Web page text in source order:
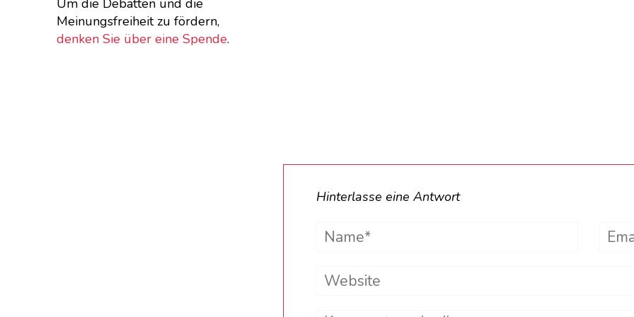
Hinterlasse eine Antwort
Name*
Website
Meinungsfreiheit zu fördern,
denken Sie über eine Spende.